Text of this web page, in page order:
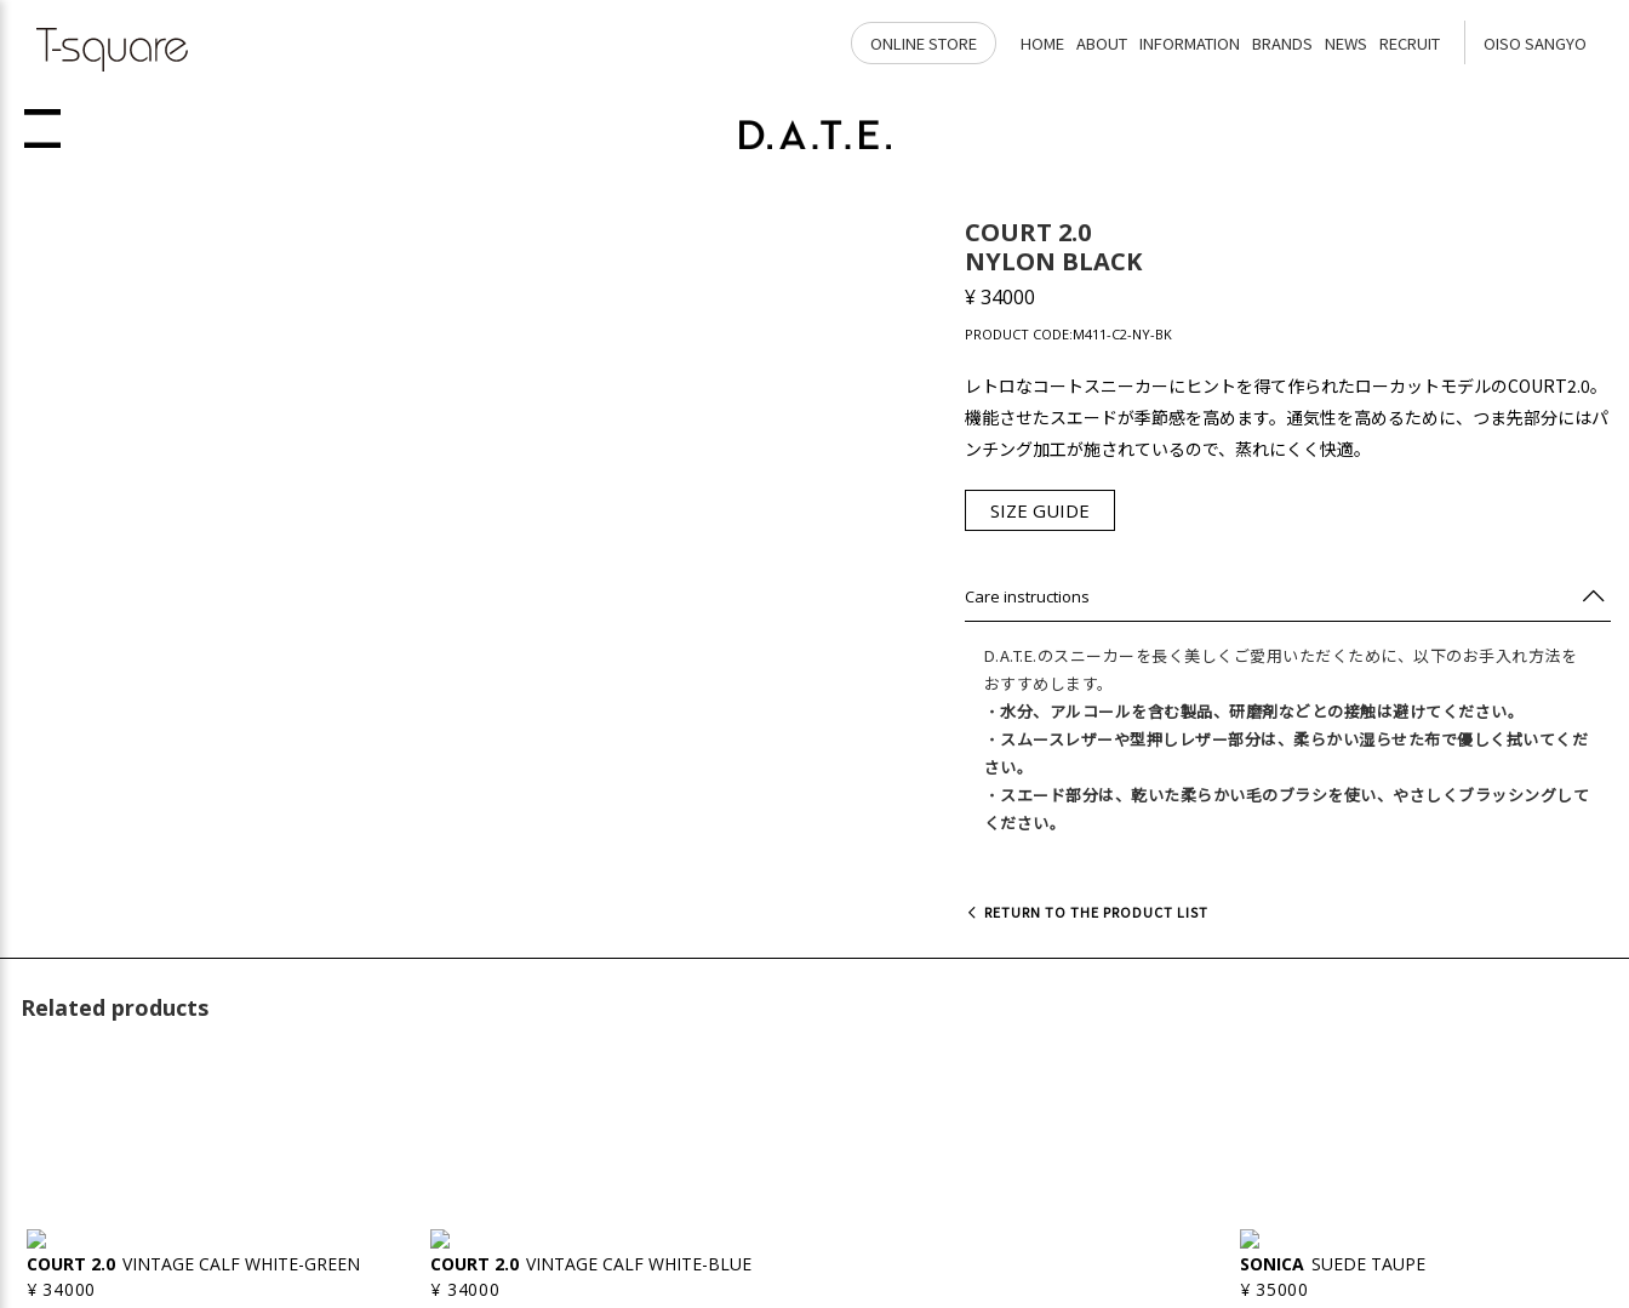
ONLINE STORE HOME ABOUT INFORMATION BRANDS NEWS RECRUIT OISO SANGYO
COURT 2.0
NYLON BLACK
¥ 34000
PRODUCT CODE:M411-C2-NY-BK
レトロなコートスニーカーにヒントを得て作られたローカットモデルのCOURT2.0。
機能させたスエードが季節感を高めます。通気性を高めるために、つま先部分にはパ
ンチング加工が施されているので、蒸れにくく快適。
SIZE GUIDE
Care instructions
D.A.T.E.のスニーカーを長く美しくご愛用いただくために、以下のお手入れ方法を
おすすめします。
・ 水分、アルコールを含む製品、研磨剤などとの接触は避けてください。
・ スムースレザーや型押しレザー部分は、柔らかい湿らせた布で優しく拭いてくだ
さい。
・ スエード部分は、乾いた柔らかい毛のブラシを使い、やさしくブラッシングして
ください。
RETURN TO THE PRODUCT LIST
Related products
COURT 2.0 VINTAGE CALF WHITE-GREEN
¥ 34000
COURT 2.0 VINTAGE CALF WHITE-BLUE
¥ 34000
SONICA SUEDE TAUPE
¥ 35000